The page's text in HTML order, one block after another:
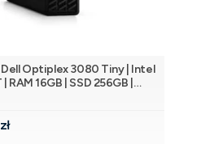
Optiplex 3080 Tiny | Intel
16GB | SSD 256GB |